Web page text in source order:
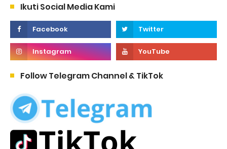
Ikuti Social Media Kami
Follow Telegram Channel & TikTok